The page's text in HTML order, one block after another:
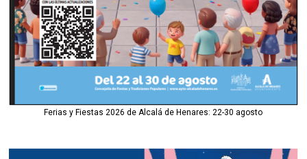
Ferias y Fiestas 2026 de Alcalá de Henares: 22-30 agosto